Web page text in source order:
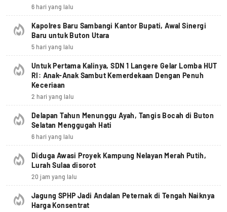
6 hari yang lalu
Kapolres Baru Sambangi Kantor Bupati, Awal Sinergi
Baru untuk Buton Utara
5 hari yang lalu
Untuk Pertama Kalinya, SDN 1 Langere Gelar Lomba HUT
RI: Anak-Anak Sambut Kemerdekaan Dengan Penuh
Keceriaan
2 hari yang lalu
Delapan Tahun Menunggu Ayah, Tangis Bocah di Buton
Selatan Menggugah Hati
6 hari yang lalu
Diduga Awasi Proyek Kampung Nelayan Merah Putih,
Lurah Sulaa disorot
20 jam yang lalu
Jagung SPHP Jadi Andalan Peternak di Tengah Naiknya
Harga Konsentrat